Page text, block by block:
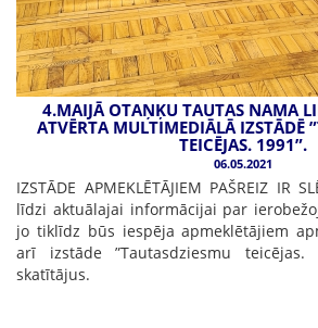
4.MAIJĀ OTAŅĶU TAUTAS NAMA
ATVĒRTA MULTIMEDIĀLĀ IZSTĀDĒ
TEICĒJAS. 1991”.
06.05.2021
IZSTĀDE APMEKLĒTĀJIEM PAŠREIZ IR
līdzi aktuālajai informācijai par
jo tiklīdz būs iespēja apmeklētājiem
arī izstāde ”Tautasdziesmu teicējas.
skatītājus.